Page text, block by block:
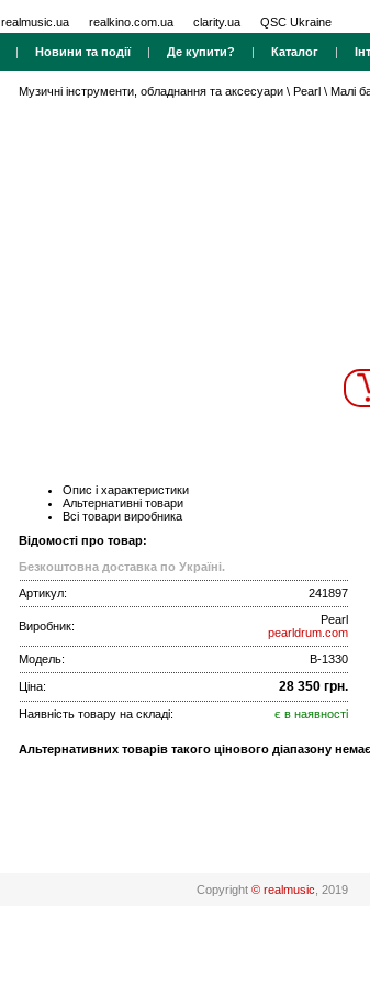
realmusic.ua realkino.com.ua clarity.ua QSC Ukraine
| Новини та події| Де купити? | Каталог |
Музичні інструменти, обладнання та аксесуари \ Pearl \ Малі
Опис і характеристики
Альтернативні товари
Всі товари виробника
Відомості про товар:
Безкоштовна доставка по Україні.
Артикул:
241897
Виробник:
Pearl
pearldrum.com
Модель:
B-1330
Ціна: 28 350 грн.
Наявність товару на складі: є в наявності
Альтернативних товарів такого цінового діапазону
Copyright © realmusic , 2019